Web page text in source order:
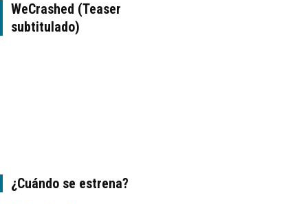
WeCrashed (Teaser
subtitulado)
¿Cuándo se estrena?